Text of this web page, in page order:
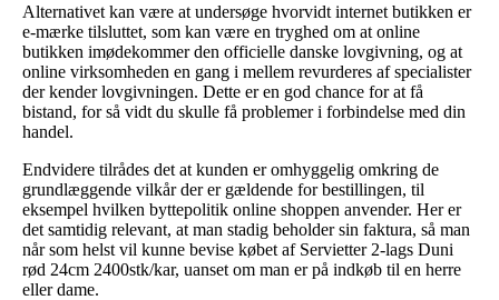
Alternativet kan være at undersøge hvorvidt internet butikken er
e-mærke tilsluttet, som kan være en tryghed om at online
butikken imødekommer den officielle danske lovgivning, og at
online virksomheden en gang i mellem revurderes af specialister
der kender lovgivningen. Dette er en god chance for at få
bistand, for så vidt du skulle få problemer i forbindelse med din
handel.
Endvidere tilrådes det at kunden er omhyggelig omkring de
grundlæggende vilkår der er gældende for bestillingen, til
eksempel hvilken byttepolitik online shoppen anvender. Her er
det samtidig relevant, at man stadig beholder sin faktura, så man
når som helst vil kunne bevise købet af Servietter 2-lags Duni
rød 24cm 2400stk/kar, uanset om man er på indkøb til en herre
eller dame.